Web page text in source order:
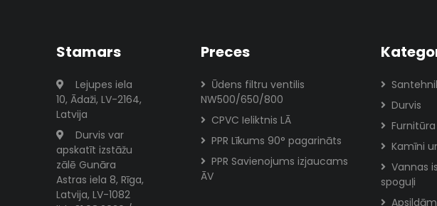
Stamars
Lejupes iela
10, Ādaži, LV-2164,
Latvija
Durvis var
apskatīt izstāžu
zālē Gunāra
Astras iela 8, Rīga,
Latvija, LV-1082
Preces
Ūdens filtru ventilis
NW500/650/800
CPVC Ieliktnis LĀ
PPR Līkums 90° pagarināts
PPR Savienojums izjaucams
ĀV
Durvis
Furnitūra
Kamīni
Vannas
spoguļi